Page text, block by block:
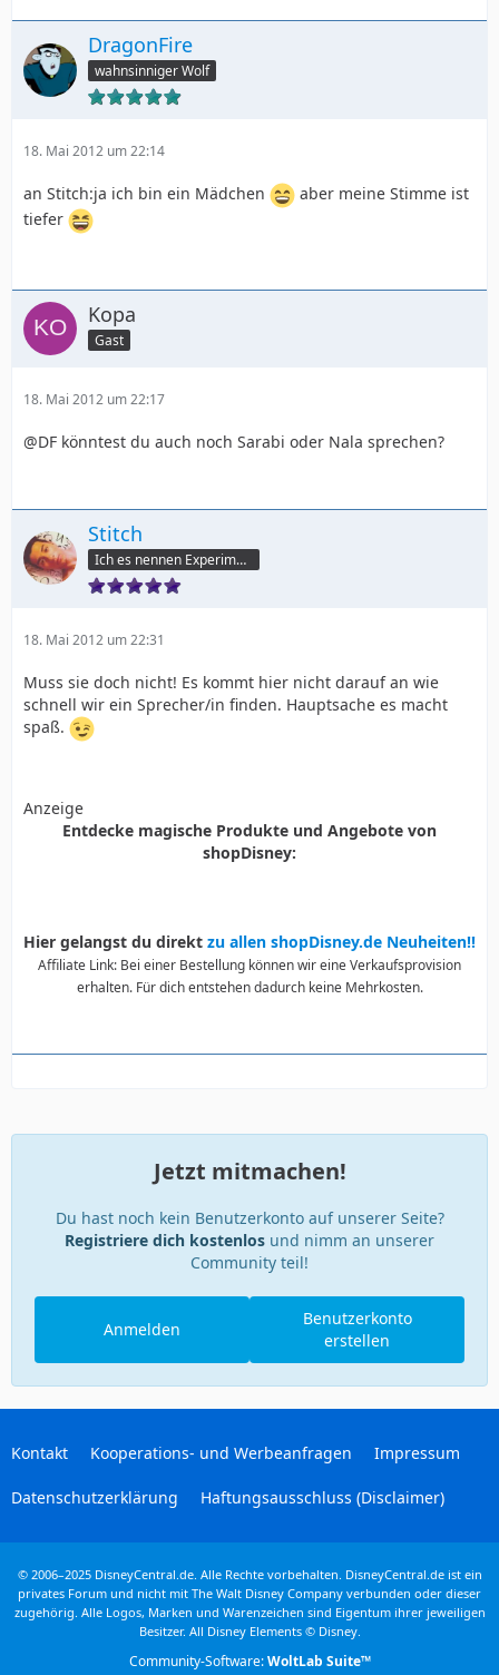
DragonFire
wahnsinniger Wolf
18. Mai 2012 um 22:14
an Stitch:ja ich bin ein Mädchen
aber meine Stimme ist
tiefer
Kopa
Gast
18. Mai 2012 um 22:17
@DF könntest du auch noch Sarabi oder Nala sprechen?
Stitch
Ich es nennen Experiment 6-2-6
18. Mai 2012 um 22:31
Muss sie doch nicht! Es kommt hier nicht darauf an wie
schnell wir ein Sprecher/in finden. Hauptsache es macht
spaß.
Anzeige
Entdecke magische Produkte und Angebote von
shopDisney:
Hier gelangst du direkt zu allen shopDisney.de Neuheiten!!
Affiliate Link: Bei einer Bestellung können wir eine Verkaufsprovision
erhalten. Für dich entstehen dadurch keine Mehrkosten.
Jetzt mitmachen!
Du hast noch kein Benutzerkonto auf unserer Seite?
Registriere dich kostenlos und nimm an unserer
Community teil!
Benutzerkonto
erstellen
Anmelden
Kontakt Kooperations- und Werbeanfragen Impressum
Datenschutzerklärung Haftungsausschluss (Disclaimer)
© 2006–2025 DisneyCentral.de. Alle Rechte vorbehalten. DisneyCentral.de ist ein
privates Forum und nicht mit The Walt Disney Company verbunden oder dieser
zugehörig. Alle Logos, Marken und Warenzeichen sind Eigentum ihrer jeweiligen
Besitzer. All Disney Elements © Disney.
Community-Software:WoltLab Suite™